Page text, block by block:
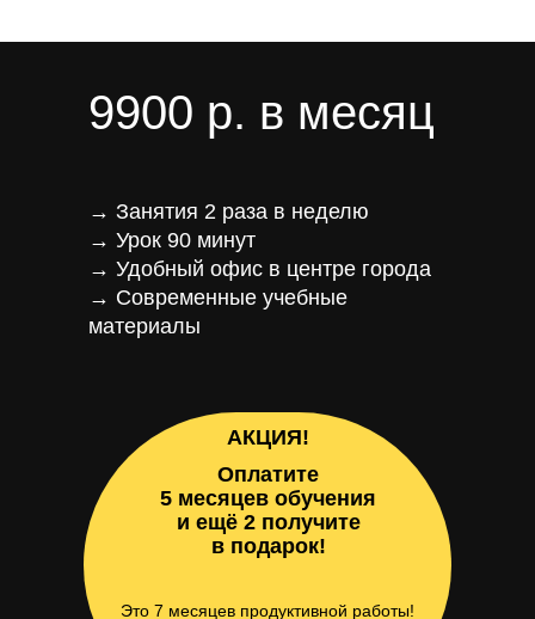
9900 р. в месяц
→ Занятия 2 раза в неделю
→ Урок 90 минут
→ Удобный офис в центре города
→ Современные учебные
материалы
Оплатите
5 месяцев обучения
и ещё 2 получите
в подарок!
АКЦИЯ!
Это 7 месяцев продуктивной работы!